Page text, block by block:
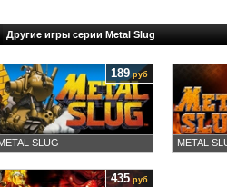
Другие игры серии Metal Slug
SLUG
189 руб
METAL
435 руб